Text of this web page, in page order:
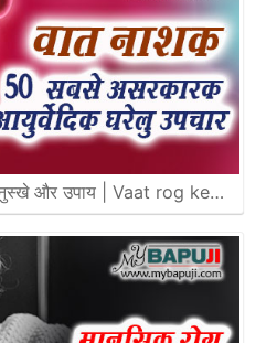
और उपाय | Vaat rog ke…